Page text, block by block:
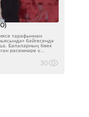
тарафыннан
бәйгесендә
Балаларның бөек
рәсемнәре ү...
30